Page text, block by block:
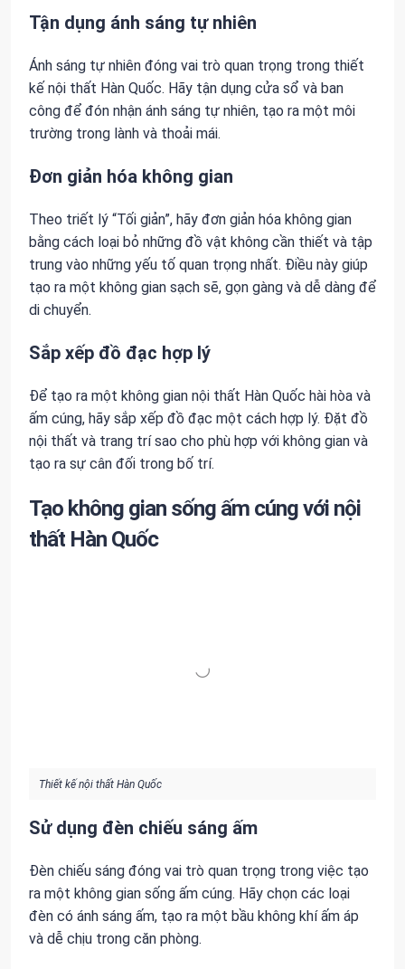
Tận dụng ánh sáng tự nhiên
Ánh sáng tự nhiên đóng vai trò quan trọng trong thiết
kế nội thất Hàn Quốc. Hãy tận dụng cửa sổ và ban
công để đón nhận ánh sáng tự nhiên, tạo ra một môi
trường trong lành và thoải mái.
Đơn giản hóa không gian
Theo triết lý “Tối giản”, hãy đơn giản hóa không gian
bằng cách loại bỏ những đồ vật không cần thiết và tập
trung vào những yếu tố quan trọng nhất. Điều này giúp
tạo ra một không gian sạch sẽ, gọn gàng và dễ dàng để
di chuyển.
Sắp xếp đồ đạc hợp lý
Để tạo ra một không gian nội thất Hàn Quốc hài hòa và
ấm cúng, hãy sắp xếp đồ đạc một cách hợp lý. Đặt đồ
nội thất và trang trí sao cho phù hợp với không gian và
tạo ra sự cân đối trong bố trí.
Tạo không gian sống ấm cúng với nội
thất Hàn Quốc
Thiết kế nội thất Hàn Quốc
Sử dụng đèn chiếu sáng ấm
Đèn chiếu sáng đóng vai trò quan trọng trong việc tạo
ra một không gian sống ấm cúng. Hãy chọn các loại
đèn có ánh sáng ấm, tạo ra một bầu không khí ấm áp
và dễ chịu trong căn phòng.